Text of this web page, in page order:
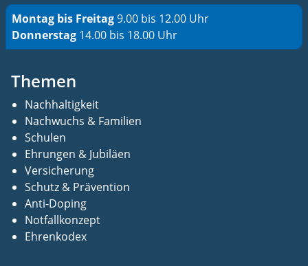
Montag bis Freitag9.00 bis 12.00 Uhr
Donnerstag 14.00 bis 18.00 Uhr
Themen
Nachhaltigkeit
Nachwuchs & Familien
Schulen
Ehrungen & Jubiläen
Versicherung
Schutz & Prävention
Anti-Doping
Notfallkonzept
Ehrenkodex